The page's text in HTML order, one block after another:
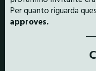
Per quanto riguarda
approves.